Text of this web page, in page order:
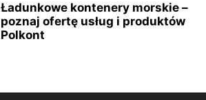
Ładunkowe kontenery morskie –
poznaj ofertę usług i produktów
Polkont